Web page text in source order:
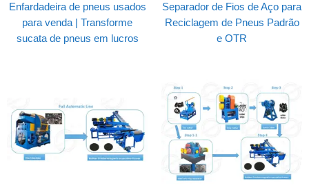
Enfardadeira de pneus usados
para venda | Transforme
sucata de pneus em lucros
Separador de Fios de Aço para
Reciclagem de Pneus Padrão
e OTR